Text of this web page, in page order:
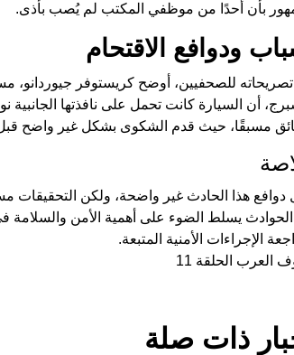
بأن أحدًا من موظفي المكتب لم يُصب بأذى.
ودوافع الاقتحام
للصحفيين، أوضح كريستوفر جيوردانو،
أن السيارة كانت تحمل على نافذتها
مسبقًا، حيث قدم الشكوى بشكل غير واضح قبل
دوافع هذا الحادث غير واضحة، ولكن
يسلط الضوء على أهمية الأمن والسلامة
الإجراءات الأمنية المتبعة.
العرب الحلقة 11
ذات صلة